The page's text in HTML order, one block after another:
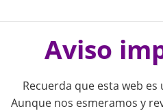
P
Aviso
Recuerda que esta web
Aunque nos esmeramos y